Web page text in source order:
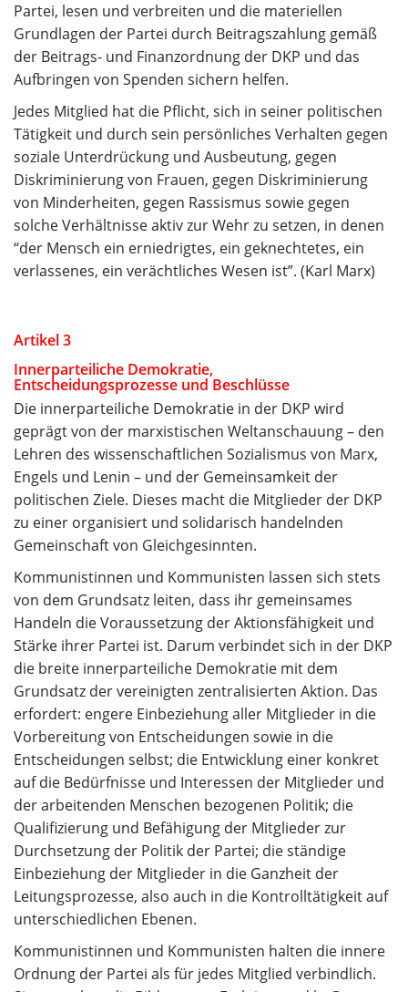
Partei, lesen und verbreiten und die materiellen
Grundlagen der Partei durch Beitragszahlung gemäß
der Beitrags- und Finanzordnung der DKP und das
Aufbringen von Spenden sichern helfen.
Jedes Mitglied hat die Pflicht, sich in seiner politischen
Tätigkeit und durch sein persönliches Verhalten gegen
soziale Unterdrückung und Ausbeutung, gegen
Diskriminierung von Frauen, gegen Diskriminierung
von Minderheiten, gegen Rassismus sowie gegen
solche Verhältnisse aktiv zur Wehr zu setzen, in denen
“der Mensch ein erniedrigtes, ein geknechtetes, ein
verlassenes, ein verächtliches Wesen ist”. (Karl Marx)
Artikel 3
Innerparteiliche Demokratie,
Entscheidungsprozesse und Beschlüsse
Die innerparteiliche Demokratie in der DKP wird
geprägt von der marxistischen Weltanschauung – den
Lehren des wissenschaftlichen Sozialismus von Marx,
Engels und Lenin – und der Gemeinsamkeit der
politischen Ziele. Dieses macht die Mitglieder der DKP
zu einer organisiert und solidarisch handelnden
Gemeinschaft von Gleichgesinnten.
Kommunistinnen und Kommunisten lassen sich stets
von dem Grundsatz leiten, dass ihr gemeinsames
Handeln die Voraussetzung der Aktionsfähigkeit und
Stärke ihrer Partei ist. Darum verbindet sich in der DKP
die breite innerparteiliche Demokratie mit dem
Grundsatz der vereinigten zentralisierten Aktion. Das
erfordert: engere Einbeziehung aller Mitglieder in die
Vorbereitung von Entscheidungen sowie in die
Entscheidungen selbst; die Entwicklung einer konkret
auf die Bedürfnisse und Interessen der Mitglieder und
der arbeitenden Menschen bezogenen Politik; die
Qualifizierung und Befähigung der Mitglieder zur
Durchsetzung der Politik der Partei; die ständige
Einbeziehung der Mitglieder in die Ganzheit der
Leitungsprozesse, also auch in die Kontrolltätigkeit auf
unterschiedlichen Ebenen.
Kommunistinnen und Kommunisten halten die innere
Ordnung der Partei als für jedes Mitglied verbindlich.